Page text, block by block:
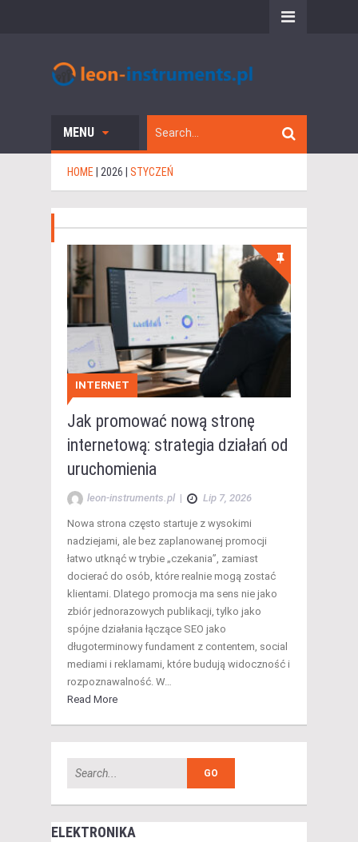
MENU
HOME 2026 STYCZEŃ
INTERNET
Jak promować nową stronę
internetową: strategia działań od
uruchomienia
leon-instruments.pl | Lip 7, 2026
Nowa strona często startuje z wysokimi
nadziejami, ale bez zaplanowanej promocji
łatwo utknąć w trybie „czekania”, zamiast
docierać do osób, które realnie mogą zostać
klientami. Dlatego promocja ma sens nie jako
zbiór jednorazowych publikacji, tylko jako
spójne działania łączące SEO jako
długoterminowy fundament z contentem, social
mediami i reklamami, które budują widoczność i
rozpoznawalność. W…
Read More
ELEKTRONIKA